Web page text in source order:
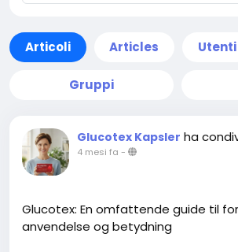
Articoli Articles Utenti
Gruppi
Glucotex Kapsler ha
4 mesi fa -
Glucotex: En omfattende guide til
anvendelse og betydning